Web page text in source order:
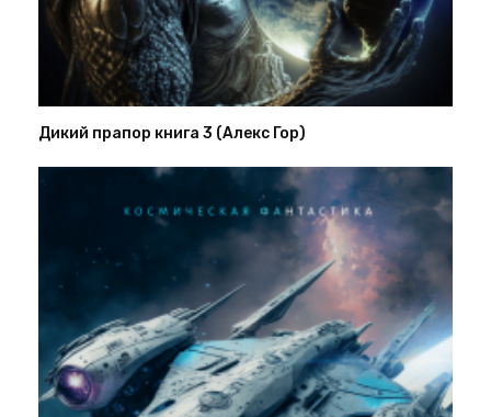
Дикий прапор книга 3 (Алекс Гор)